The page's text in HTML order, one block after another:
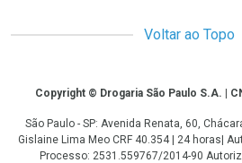
Voltar ao Topo
CopyrightCopyright © Drogaria São Paulo S.A. |
São Paulo - SP: Avenida Renata, 60,
Gislaine Lima Meo CRF 40.354 | 24 horas|
Processo: 2531.559767/2014-90